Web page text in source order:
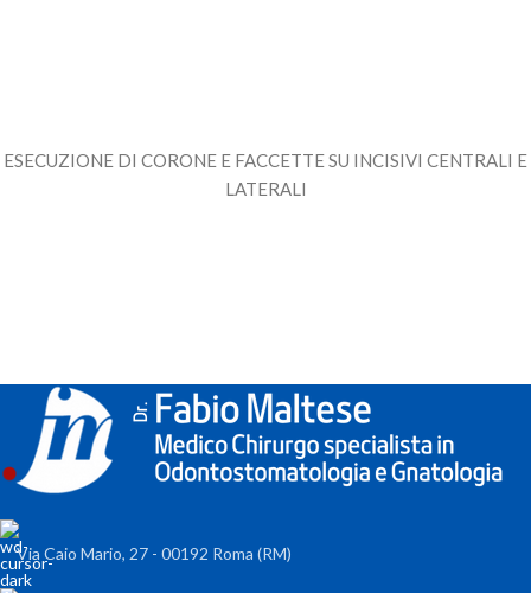
ESECUZIONE DI CORONE E FACCETTE SU INCISIVI CENTRALI E
LATERALI
Via Caio Mario, 27 - 00192 Roma (RM)